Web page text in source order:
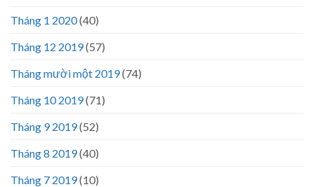
Tháng 1 2020(40)
Tháng 12 2019(57)
Tháng mười một 2019(74)
Tháng 10 2019(71)
Tháng 9 2019(52)
Tháng 8 2019(40)
Tháng 7 2019(10)